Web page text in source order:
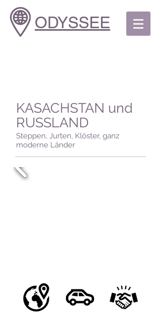
ODYSSEE
KASACHSTAN und
RUSSLAND
Steppen, Jurten, Klöster, ganz
moderne Länder